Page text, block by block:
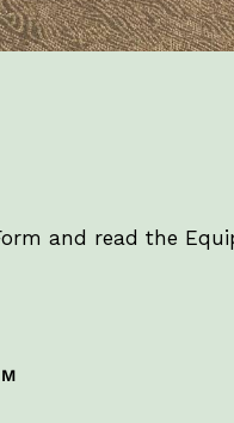
and read the